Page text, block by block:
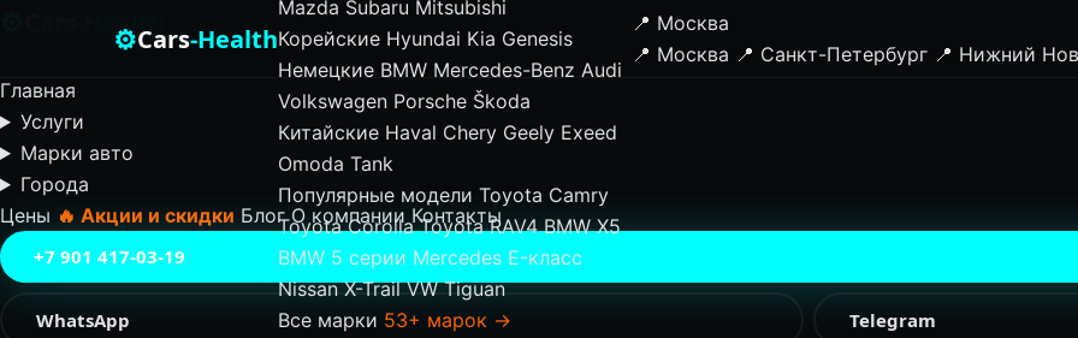
⚙Cars-Health
Mazda Subaru Mitsubishi
Корейские Hyundai Kia Genesis
Немецкие BMW Mercedes-Benz Audi
Volkswagen Porsche Škoda
Китайские Haval Chery Geely Exeed
Omoda Tank
Популярные модели Toyota Camry
Toyota Corolla Toyota RAV4 BMW X5
BMW 5 серии Mercedes E-класс
Nissan X-Trail VW Tiguan
Все марки 53+ марок →
📍 Москва
📍 Москва 📍 Санкт-Петербург 📍 Нижний
-Health
Главная
Услуги
Марки авто
Города
Цены 🔥 Акции и скидки Блог О компании Контакты
+7 901 417-03-19
WhatsApp Telegram